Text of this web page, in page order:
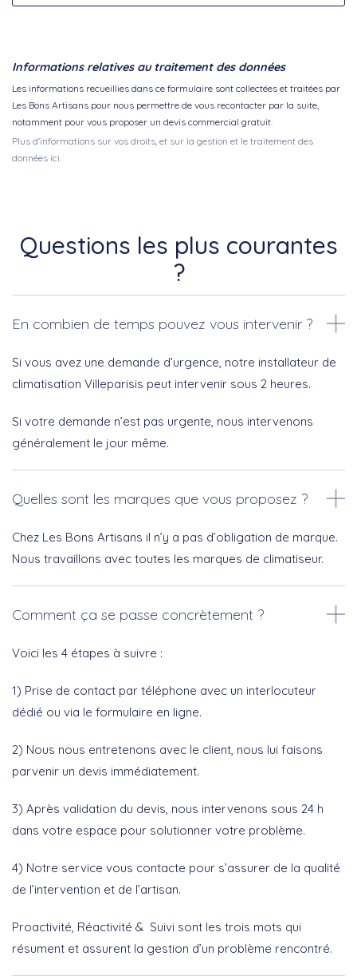
Informations relatives au traitement des données
Les informations recueillies dans ce formulaire sont collectées et traitées par
Les Bons Artisans pour nous permettre de vous recontacter par la suite,
notamment pour vous proposer un devis commercial gratuit.
Plus d'informations sur vos droits, et sur la gestion et le traitement des
données ici.
Questions les plus courantes
?
En combien de temps pouvez vous intervenir ?
Si vous avez une demande d’urgence, notre installateur de
climatisation Villeparisis peut intervenir sous 2 heures.
Si votre demande n’est pas urgente, nous intervenons
généralement le jour même.
Quelles sont les marques que vous proposez ?
Chez Les Bons Artisans il n’y a pas d’obligation de marque.
Nous travaillons avec toutes les marques de climatiseur.
Comment ça se passe concrètement ?
Voici les 4 étapes à suivre :
1) Prise de contact par téléphone avec un interlocuteur
dédié ou via le formulaire en ligne.
2) Nous nous entretenons avec le client, nous lui faisons
parvenir un devis immédiatement.
3) Après validation du devis, nous intervenons sous 24 h
dans votre espace pour solutionner votre problème.
4) Notre service vous contacte pour s’assurer de la qualité
de l’intervention et de l’artisan.
Proactivité, Réactivité & Suivi sont les trois mots qui
résument et assurent la gestion d’un problème rencontré.